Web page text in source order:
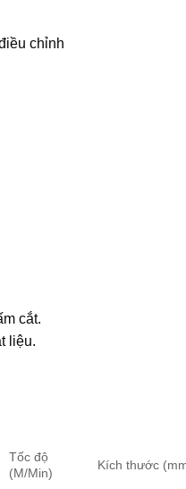
chỉnh
cắt.
liệu.
Tốc độ
(M/Min)
Kích thước